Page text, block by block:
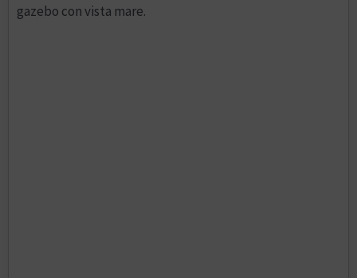
gazebo con vista mare.